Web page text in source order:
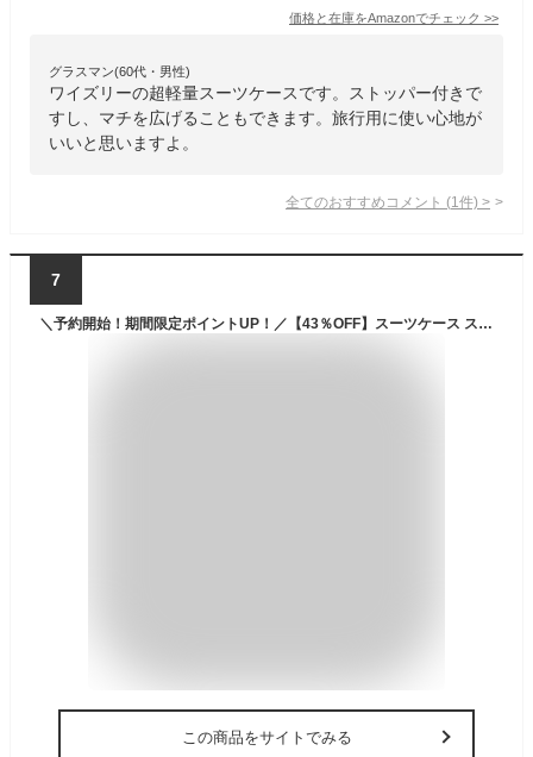
価格と在庫をAmazonでチェック >>
グラスマン(60代・男性)
ワイズリーの超軽量スーツケースです。ストッパー付きで
すし、マチを広げることもできます。旅行用に使い心地が
いいと思いますよ。
全てのおすすめコメント (1 件) >
7
＼予約開始！期間限定ポイントUP！／【43％OFF】スーツケース ストッパー付き 拡張 Sサイズ 機内持ち込み 大容量 40L(45L) 軽量 HINOMOTO 静音 ダブルキャスター ビジネス 出張 国内旅行 高性能 多機能 キャリーケース キャリーバッグ アルファスカイ 3泊4泊 999-50EX/S
この商品をサイトでみる